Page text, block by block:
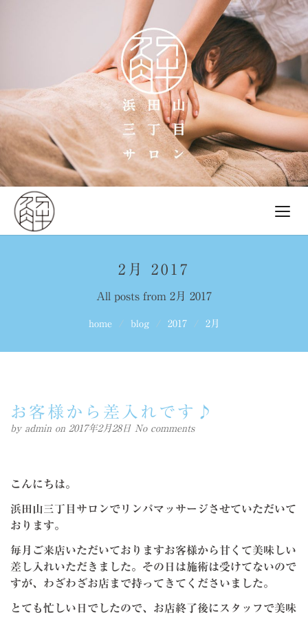
2月 2017
All posts from 2月 2017
home blog 2017 2月
お客様から差入れです♪
by admin on 2017年2月28日 No comments
こんにちは。
浜田山三丁目サロンでリンパマッサージさせていただいて
おります。
毎月ご来店いただいておりますお客様から甘くて美味しい
差し入れいただきました。その日は施術は受けてないので
すが、わざわざお店まで持ってきてくださいました。
とても忙しい日でしたので、お店終了後にスタッフで美味